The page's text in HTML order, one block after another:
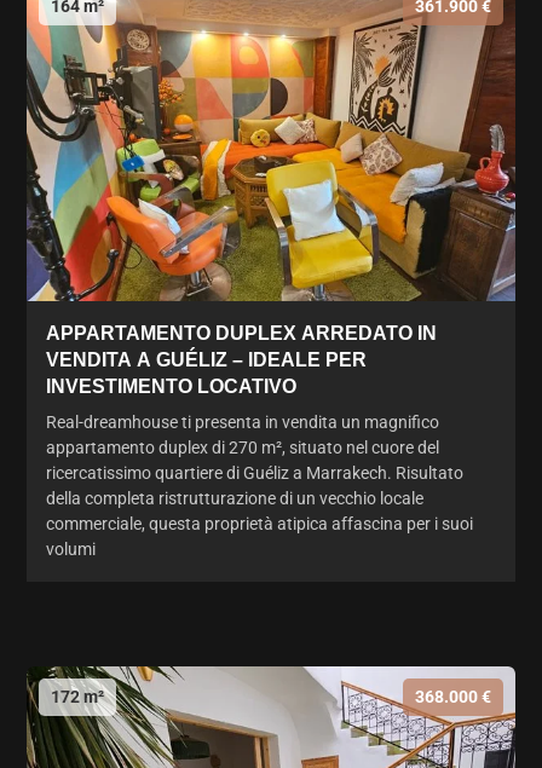
164 m² 361.900 €
APPARTAMENTO DUPLEX ARREDATO IN
VENDITA A GUÉLIZ – IDEALE PER
INVESTIMENTO LOCATIVO
Real-dreamhouse ti presenta in vendita un magnifico
appartamento duplex di 270 m², situato nel cuore del
ricercatissimo quartiere di Guéliz a Marrakech. Risultato
della completa ristrutturazione di un vecchio locale
commerciale, questa proprietà atipica affascina per i suoi
volumi
172 m² 368.000 €